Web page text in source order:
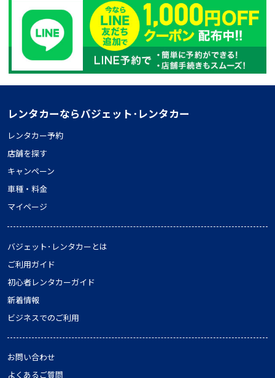
レンタカーならバジェット･レンタカー
レンタカー予約
店舗を探す
キャンペーン
車種・料金
マイページ
バジェット･レンタカーとは
ご利用ガイド
初心者レンタカーガイド
新着情報
ビジネスでのご利用
お問い合わせ
よくあるご質問